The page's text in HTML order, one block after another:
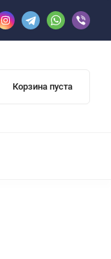
Корзина пуста